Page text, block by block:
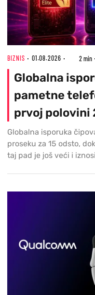
BIZNIS 01.08.2026 2 min
Globalna
pametne
prvoj polovini
Globalna isporuka
proseku za 15 odsto,
taj pad je još veći i